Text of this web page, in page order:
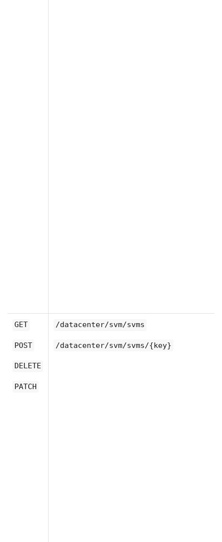
GET
POST
DELETE
PATCH
/datacenter/svm/svms
/datacenter/svm/svms/{key}